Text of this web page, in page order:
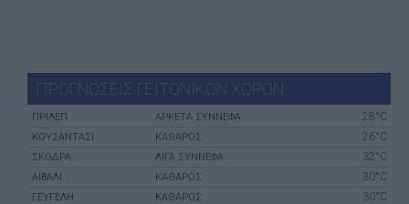
ΠΡΟΓΝΩΣΕΙΣ ΓΕΙΤΟΝΙΚΩΝ ΧΩΡΩΝ
ΠΡΊΛΕΠ ΑΡΚΕΤΑ ΣΥΝΝΕΦΑ 28°C
ΚΟΥΣΆΝΤΑΣΙ ΚΑΘΑΡΟΣ 26°C
ΣΚΌΔΡΑ ΛΙΓΑ ΣΥΝΝΕΦΑ 32°C
ΑΪΒΑΛΊ ΚΑΘΑΡΟΣ 30°C
ΓΕΥΓΕΛΉ ΚΑΘΑΡΟΣ 30°C